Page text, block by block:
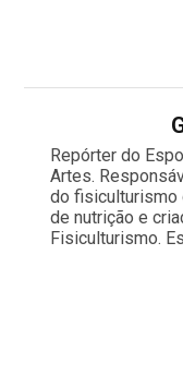
Repórter do
Artes.
do fisiculturismo
de nutrição e
Fisiculturismo.